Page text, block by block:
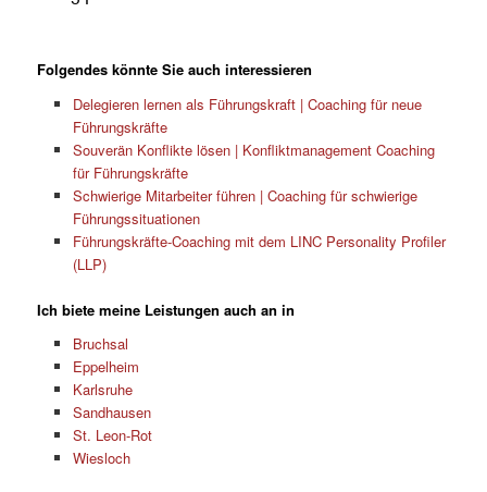
Folgendes könnte Sie auch interessieren
Delegieren lernen als Führungskraft | Coaching für neue
Führungskräfte
Souverän Konflikte lösen | Konfliktmanagement Coaching
für Führungskräfte
Schwierige Mitarbeiter führen | Coaching für schwierige
Führungssituationen
Führungskräfte-Coaching mit dem LINC Personality Profiler
(LLP)
Ich biete meine Leistungen auch an in
Bruchsal
Eppelheim
Karlsruhe
Sandhausen
St. Leon-Rot
Wiesloch